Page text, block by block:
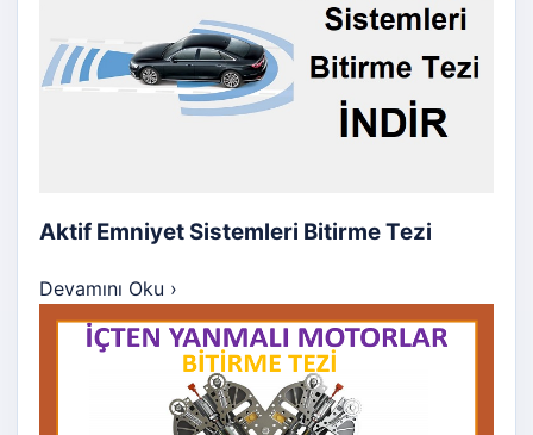
Aktif Emniyet Sistemleri Bitirme Tezi
Devamını Oku ›